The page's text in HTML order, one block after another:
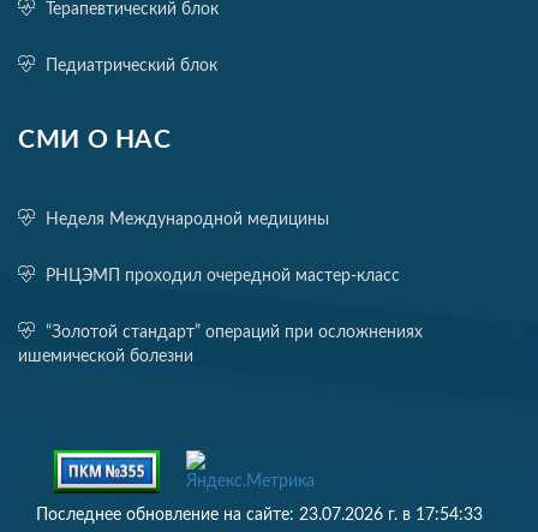
Терапевтический блок
Педиатрический блок
СМИ О НАС
Неделя Международной медицины
РНЦЭМП проходил очередной мастер-класс
“Золотой стандарт” операций при осложнениях
ишемической болезни
Последнее обновление на сайте: 23.07.2026 г. в 17:54:33